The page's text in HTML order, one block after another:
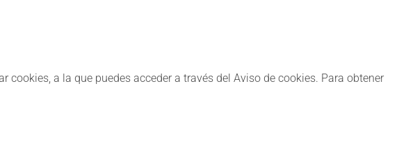
a la que puedes acceder a través del Aviso de cookies. Para obtener